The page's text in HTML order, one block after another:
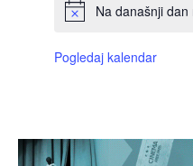
Na današnji
Pogledaj kalendar